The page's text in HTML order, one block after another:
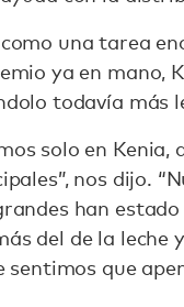
una tarea
ya en mano,
todavía más
solo en Kenia,
nos dijo.
han
del de la leche
sentimos que